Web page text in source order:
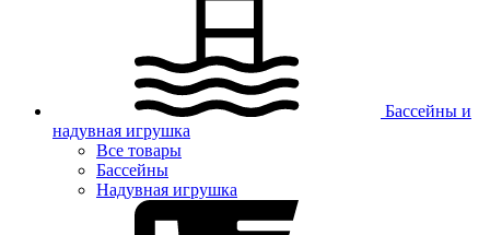
Бассейны и
надувная игрушка
Все товары
Бассейны
Надувная игрушка